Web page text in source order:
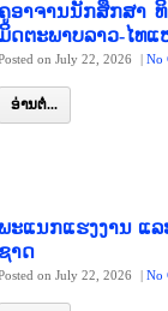
ຄູອາຈານນັກສຶກສາ
ດຕະພາບລາວ-ໄທແ
on July 22, 2026 | No
ອ່ານຕໍ່...
ະແນກແຮງງານ ແ
ຊາດ
on July 22, 2026 | No